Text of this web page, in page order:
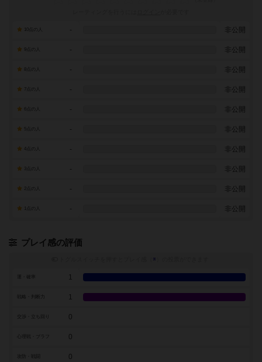
- 非公開
- 非公開
- 非公開
7点の人 - 非公開
- 非公開
- 非公開
- 非公開
- 非公開
- 非公開
- 非公開
プレイ感の評価
※
1
戦略・判断力 1
0
0
0